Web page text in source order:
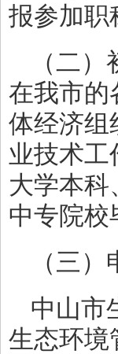
报参加职
（二
在我市的
体经济组
业技术工
大学本科
中专院校
（三
中山市
生态环境